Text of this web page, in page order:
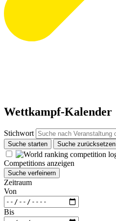
Wettkampf-Kalender
Stichwort
Suche starten Suche zurücksetzen
Competitions anzeigen
Suche verfeinern
Zeitraum
Von
Bis